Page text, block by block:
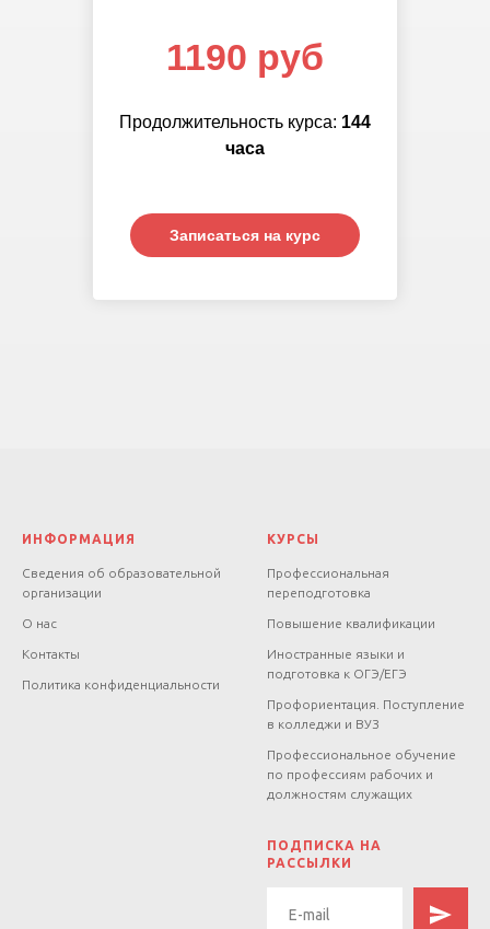
Записаться на курс
Продолжительность курса: 144
часа
1190 руб
ИНФОРМАЦИЯ
Сведения об образовательной
организации
О нас
Контакты
Политика конфиденциальности
КУРСЫ
Профессиональная
переподготовка
Повышение квалификации
Иностранные языки и
подготовка к ОГЭ/ЕГЭ
Профориентация. Поступление
в колледжи и ВУЗ
Профессиональное обучение
по профессиям рабочих и
должностям служащих
ПОДПИСКА НА
РАССЫЛКИ